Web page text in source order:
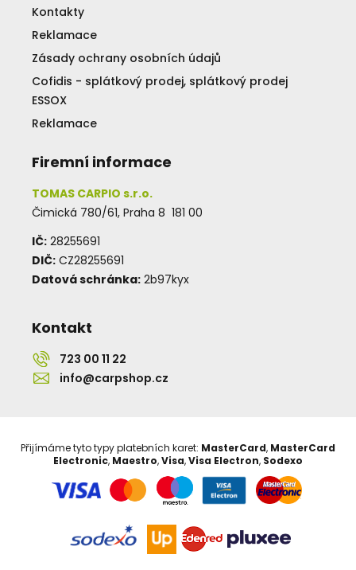
Kontakty
Reklamace
Zásady ochrany osobních údajů
Cofidis - splátkový prodej, splátkový prodej
ESSOX
Reklamace
Firemní informace
TOMAS CARPIO s.r.o.
Čimická 780/61, Praha 8 181 00
IČ: 28255691
DIČ: CZ28255691
Datová schránka: 2b97kyx
Kontakt
723 00 11 22
info@carpshop.cz
Přijímáme tyto typy platebních karet: MasterCard, MasterCard
Electronic, Maestro,Visa,Visa Electron, Sodexo